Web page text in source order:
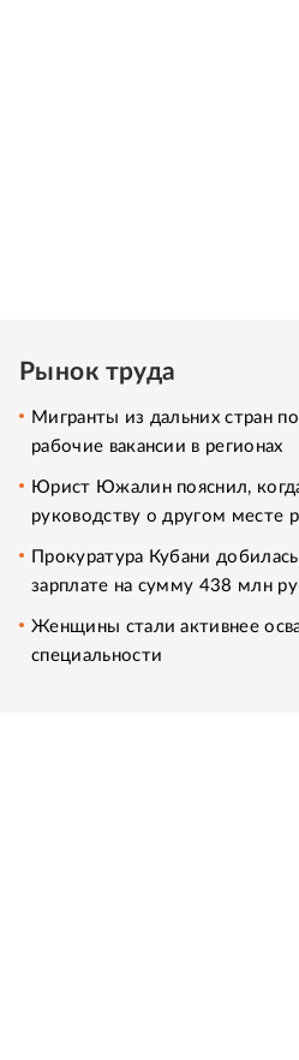
Рынок труда
Мигранты из дальних стран
рабочие вакансии в регионах
Юрист Южалин пояснил,
руководству о другом месте
Прокуратура Кубани
зарплате на сумму 438 млн
Женщины стали активнее
специальности